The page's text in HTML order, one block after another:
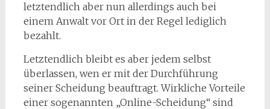
letztendlich aber nun allerdings auch bei
einem Anwalt vor Ort in der Regel lediglich
bezahlt.
Letztendlich bleibt es aber jedem selbst
überlassen, wen er mit der Durchführung
seiner Scheidung beauftragt. Wirkliche Vorteile
einer sogenannten „Online-Scheidung“ sind